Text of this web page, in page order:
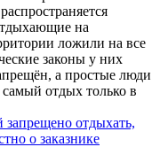
на
ложили на все
законы у них
а простые люди
отдых только в
запрещено отдыхать,
о заказнике